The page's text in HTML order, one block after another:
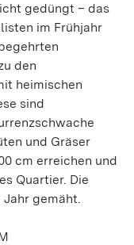
gedüngt – das
im Frühjahr
den
heimischen
sind
und Gräser
cm erreichen und
Quartier. Die
gemäht.